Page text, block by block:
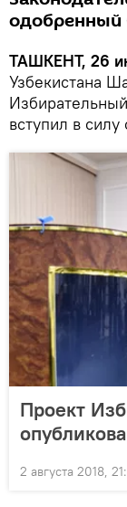
одобренный
ТАШКЕНТ, 26
Узбекистана
вступил в
Проект
2 августа 2018,